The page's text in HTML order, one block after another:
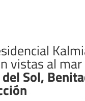
vistas al mar
Sol,